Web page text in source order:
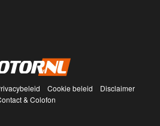
Cookie beleid
Disclaimer
& Colofon